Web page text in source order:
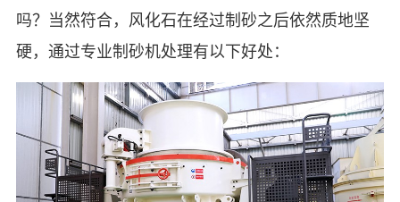
吗？当然符合，风化石在经过制砂之后依然质地坚
硬，通过专业制砂机处理有以下好处：